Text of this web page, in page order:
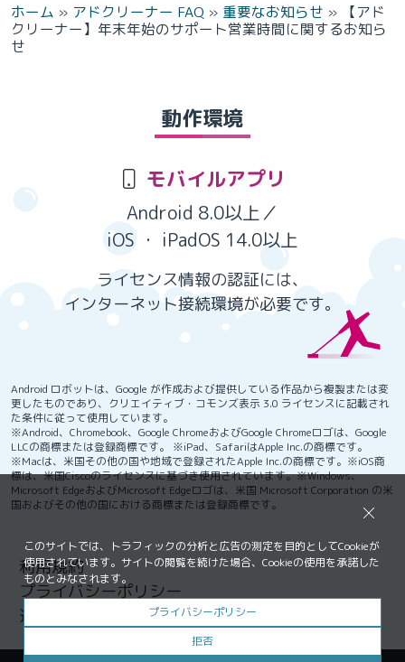
ホーム » アドクリーナー FAQ » 重要なお知らせ »
【アド
クリーナー】年末年始のサポート営業時間に関するお知ら
せ
動作環境
モバイルアプリ
Android 8.0以上／
iOS ・ iPadOS 14.0以上
ライセンス情報の認証には、
インターネット接続環境が必要です。
Android ロボットは、Google が作成および提供している作品から複製または変
更したものであり、クリエイティブ・コモンズ表示 3.0 ライセンスに記載され
た条件に従って使用しています。
※Android、Chromebook、Google ChromeおよびGoogle Chromeロゴは、Google
LLCの商標または登録商標です。 ※iPad、SafariはApple Inc.の商標です。
※Macは、米国その他の国や地域で登録されたApple Inc.の商標です。※iOS商
標は、米国Ciscoのライセンスに基づき使用されています。※Windows、
Microsoft EdgeおよびMicrosoft Edgeロゴは、米国 Microsoft Corporation の米
国およびその他の国における商標または登録商標です。
利用規約
プライバシーポリシー
運営会社
このサイトでは、トラフィックの分析と広告の測定を目的としてCookieが
使用されています。サイトの閲覧を続けた場合、Cookieの使用を承諾した
ものとみなされます。
プライバシーポリシー
拒否